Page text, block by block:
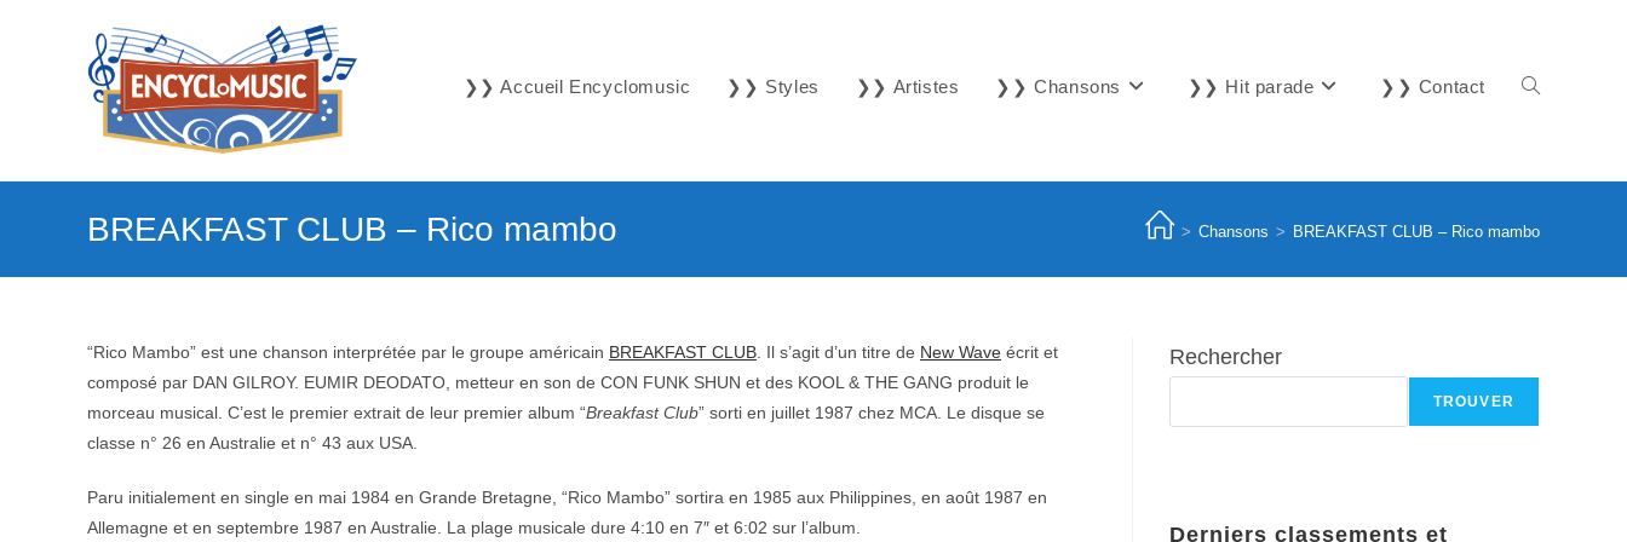
❯❯ Accueil Encyclomusic ❯❯ Styles ❯❯ Artistes ❯❯ Chansons ❯❯ Hit parade ❯❯ Contact Toggle
BREAKFAST CLUB – Rico mambo > Chansons > BREAKFAST CLUB – Rico mambo
“Rico Mambo” est une chanson interprétée par le groupe américain BREAKFAST CLUB . Il s’agit d’un titre de New Wave écrit et
composé par DAN GILROY. EUMIR DEODATO, metteur en son de CON FUNK SHUN et des KOOL & THE GANG produit le
morceau musical. C’est le premier extrait de leur premier album “Breakfast Club” sorti en juillet 1987 chez MCA. Le disque se
classe n° 26 en Australie et n° 43 aux USA.
Paru initialement en single en mai 1984 en Grande Bretagne, “Rico Mambo” sortira en 1985 aux Philippines, en août 1987 en
Allemagne et en septembre 1987 en Australie. La plage musicale dure 4:10 en 7″ et 6:02 sur l’album.
Rechercher
TROUVER
Derniers classements et